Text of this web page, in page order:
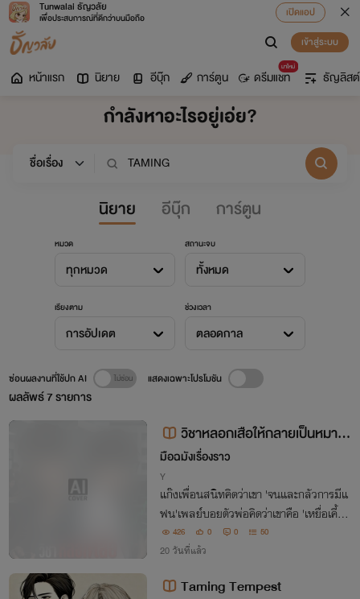
Tunwalai ธัญวลัย
เพื่อประสบการณ์ที่ดีกว่าบนมือถือ
เปิดแอป
เข้าสู่ระบบ
หน้าแรก นิยาย อีบุ๊ก การ์ตูน
มาใหม่
ดรีมแชท ธัญลิสต์
กำลังหาอะไรอยู่เอ่ย?
นิยาย อีบุ๊ก การ์ตูน
หมวด
ทุกหมวด
สถานะจบ
ทั้งหมด
เรียงตาม
การอัปเดต
ช่วงเวลา
ตลอดกาล
ผลลัพธ์7รายการ
ซ่อนผลงานที่ใช้ปก AI แสดงเฉพาะโปรโมชัน
วิชาหลอกเสือให้กลายเป็นหมา:
TamingTheTiger
มือฉมัง​เรื่องราว
Y
แก๊งเพื่อนสนิทคิดว่าเขา 'จนและกลัวการมีแ
ฟน'เพลย์บอยตัวพ่อคิดว่าเขาคือ 'เหยื่อเคี้ยว
ง่ายในเกมพนันมา
426 0 0 50
20 วันที่แล้ว
Taming Tempest